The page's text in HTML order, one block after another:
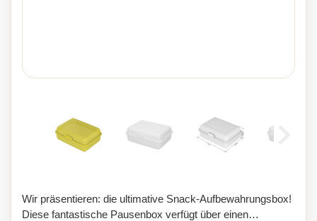
Wir präsentieren: die ultimative Snack-Aufbewahrungsbox!
Diese fantastische Pausenbox verfügt über einen